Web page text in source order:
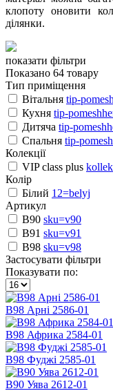
клопоту оновити
ділянки.
показати фільтри
Показано 64 товару
Тип приміщення
Вітальня tip-
Кухня tip-
Дитяча tip-
Спальня tip-
Колекції
VIP class plus
Колір
Білий 12=belyj
Артикул
B90 sku=v90
B91 sku=v91
B98 sku=v98
Застосувати фільтри
Показувати по:
В98 Арні 2586-01
В98 Африка 2584-01
В98 Фуджі 2585-01
В90 Уява 2612-01